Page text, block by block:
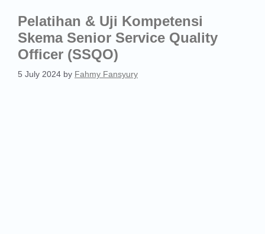
Pelatihan & Uji Kompetensi
Skema Senior Service Quality
Officer (SSQO)
5 July 2024 by Fahmy Fansyury